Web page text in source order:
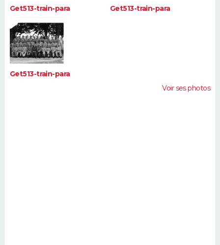
Get513-train-para Get513-train-para
Get513-train-para
Voir ses photos